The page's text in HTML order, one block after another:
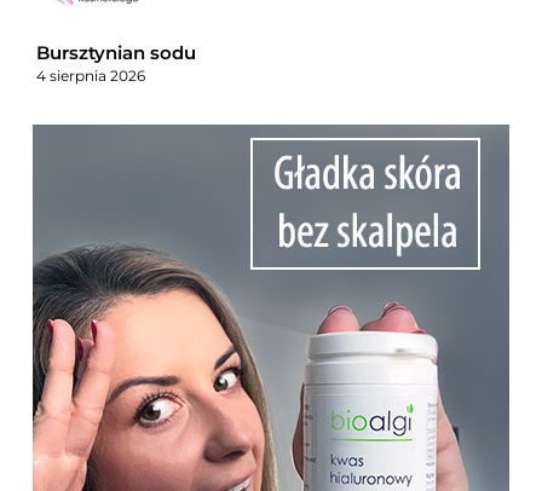
Bursztynian sodu
4 sierpnia 2026